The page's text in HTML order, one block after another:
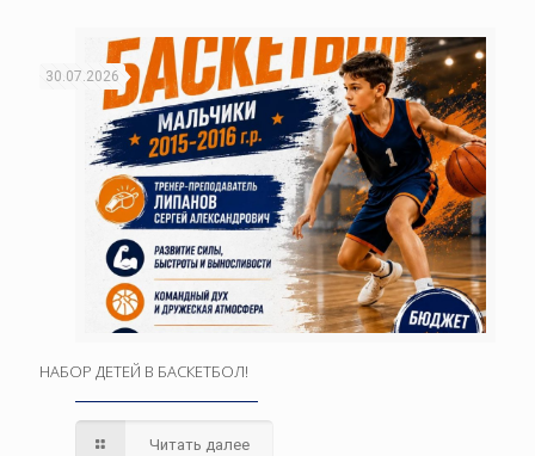
30.07.2026
НАБОР ДЕТЕЙ В БАСКЕТБОЛ!
Читать далее